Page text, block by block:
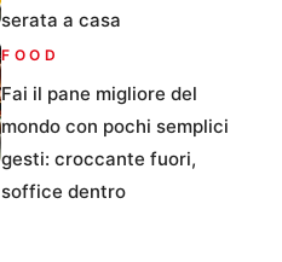
serata a casa
FOOD
Fai il pane migliore del
mondo con pochi semplici
gesti: croccante fuori,
soffice dentro